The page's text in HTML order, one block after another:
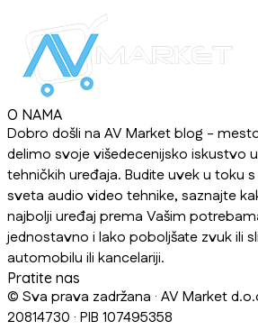
O NAMA
Dobro došli na AV Market blog -
delimo svoje višedecenijsko iskustvo
tehničkih uređaja. Budite uvek u toku
sveta audio video tehnike, saznajte
najbolji uređaj prema Vašim
jednostavno i lako poboljšate zvuk ili
automobilu ili kancelariji.
Pratite nas
© Sva prava zadržana · AV Market
20814730 · PIB 107495358